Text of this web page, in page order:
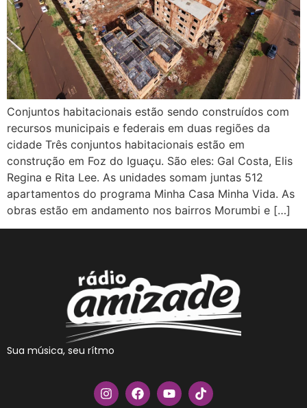
Conjuntos habitacionais estão sendo construídos com
recursos municipais e federais em duas regiões da
cidade Três conjuntos habitacionais estão em
construção em Foz do Iguaçu. São eles: Gal Costa, Elis
Regina e Rita Lee. As unidades somam juntas 512
apartamentos do programa Minha Casa Minha Vida. As
obras estão em andamento nos bairros Morumbi e […]
Sua música, seu rítmo